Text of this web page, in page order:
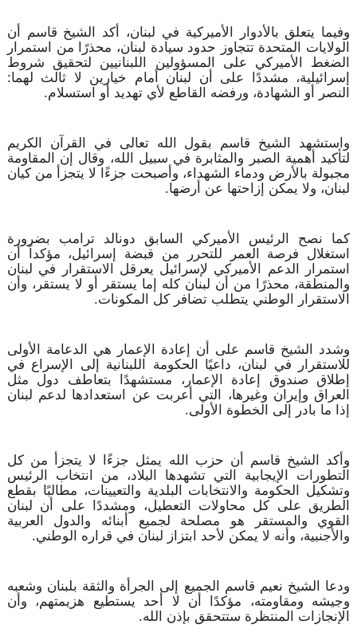
وفيما يتعلق بالأدوار الأميركية في لبنان، أكد الشيخ قاسم أن
الولايات المتحدة تتجاوز حدود سيادة لبنان، محذرًا من استمرار
الضغط الأميركي على المسؤولين اللبنانيين لتحقيق شروط
إسرائيلية، مشددًا على أن لبنان أمام خيارين لا ثالث لهما:
النصر أو الشهادة، ورفضه القاطع لأي تهديد أو استسلام.
واستشهد الشيخ قاسم بقول الله تعالى في القرآن الكريم
لتأكيد أهمية الصبر والمثابرة في سبيل الله، وقال إن المقاومة
مجبولة بالأرض ودماء الشهداء، وأصبحت جزءًا لا يتجزأ من كيان
لبنان، ولا يمكن إزاحتها عن أرضها.
كما نصح الرئيس الأميركي السابق دونالد ترامب بضرورة
استغلال فرصة العمر للتحرر من قبضة إسرائيل، مؤكداً أن
استمرار الدعم الأميركي لإسرائيل يعرقل الاستقرار في لبنان
والمنطقة، محذرًا من أن لبنان كله إما يستقر أو لا يستقر، وأن
الاستقرار الوطني يتطلب تضافر كل المكونات.
وشدد الشيخ قاسم على أن إعادة الإعمار هي الدعامة الأولى
للاستقرار في لبنان، داعيًا الحكومة اللبنانية إلى الإسراع في
إطلاق صندوق إعادة الإعمار، مستشهدًا بتعاطف دول مثل
العراق وإيران وغيرها، التي أعربت عن استعدادها لدعم لبنان
إذا ما بادر إلى الخطوة الأولى.
وأكد الشيخ قاسم أن حزب الله يمثل جزءًا لا يتجزأ من كل
التطورات الإيجابية التي تشهدها البلاد، من انتخاب الرئيس
وتشكيل الحكومة والانتخابات البلدية والتعيينات، مطالبًا بقطع
الطريق على كل محاولات التعطيل، ومشددًا على أن لبنان
القوي والمستقر هو مصلحة لجميع أبنائه والدول العربية
والأجنبية، وأنه لا يمكن لأحد ابتزاز لبنان في قراره الوطني.
ودعا الشيخ نعيم قاسم الجميع إلى الجرأة والثقة بلبنان وشعبه
وجيشه ومقاومته، مؤكدًا أن لا أحد يستطيع هزيمتهم، وأن
الإنجازات المنتظرة ستتحقق بإذن الله.